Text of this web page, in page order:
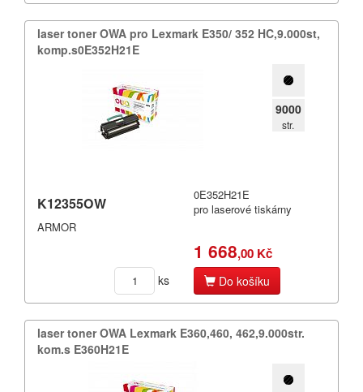
laser toner OWA pro Lexmark E350/​ 352 HC,​9.​000st,​
komp.​s0E352H21E
9000
str.
K12355OW
ARMOR
0E352H21E
pro laserové tiskárny
1 668,00 Kč
ks Do košíku
laser toner OWA Lexmark E360,​460,​ 462,​9.​000str.​
kom.​s E360H21E